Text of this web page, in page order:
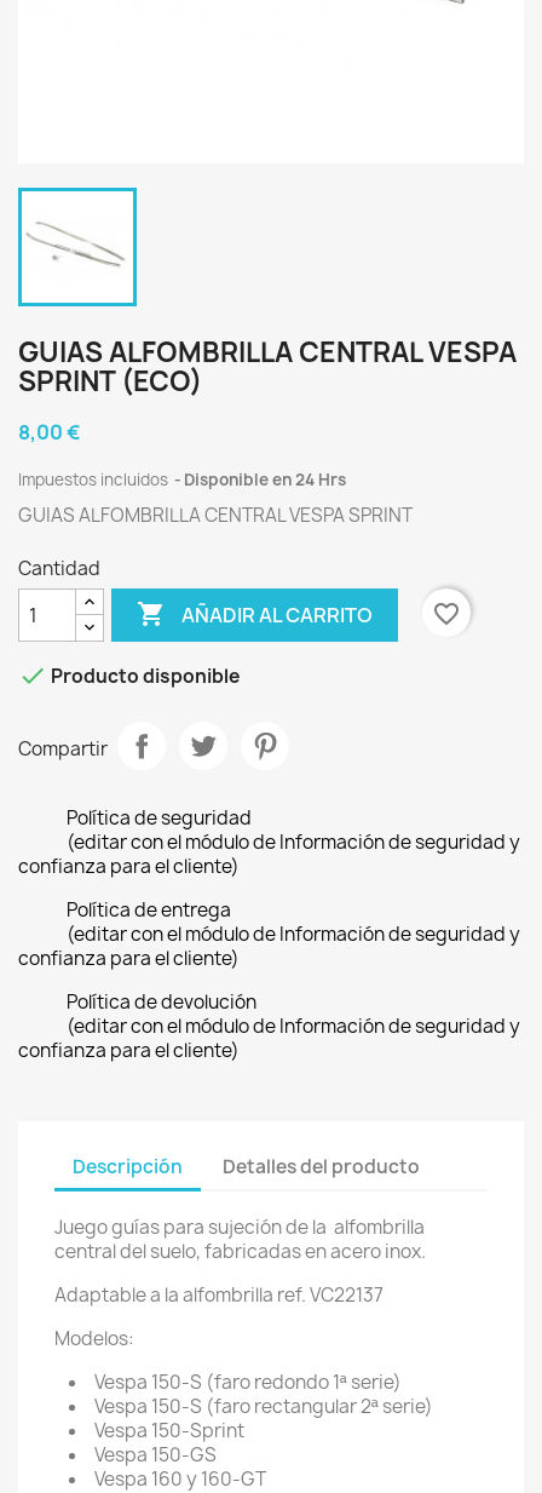
GUIAS ALFOMBRILLA CENTRAL VESPA
SPRINT (ECO)
8,00 €
Impuestos incluidos Disponible en 24 Hrs
GUIAS ALFOMBRILLA CENTRAL VESPA SPRINT
Cantidad
 AÑADIR AL CARRITO favorite_border
 Producto disponible
Compartir
Política de seguridad
(editar con el módulo de Información de seguridad y
confianza para el cliente)
Política de entrega
(editar con el módulo de Información de seguridad y
confianza para el cliente)
Política de devolución
(editar con el módulo de Información de seguridad y
confianza para el cliente)
Descripción Detalles del producto
Juego guías para sujeción de la alfombrilla
central del suelo, fabricadas en acero inox.
Adaptable a la alfombrilla ref. VC22137
Modelos:
Vespa 150-S (faro redondo 1ª serie)
Vespa 150-S (faro rectangular 2ª serie)
Vespa 150-Sprint
Vespa 150-GS
Vespa 160 y 160-GT